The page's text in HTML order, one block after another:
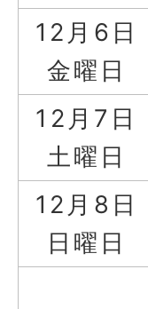
12月6日
金曜日
12月7日
土曜日
12月8日
日曜日